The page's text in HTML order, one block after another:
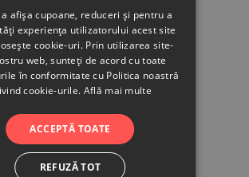
500
afișa cupoane, reduceri și pentru a
experiența utilizatorului acest site
cookie-uri. Prin utilizarea site-
web, sunteți de acord cu toate
în conformitate cu Politica noastră
cookie-urile. Află mai multe
ACCEPTĂ TOATE
REFUZĂ TOT